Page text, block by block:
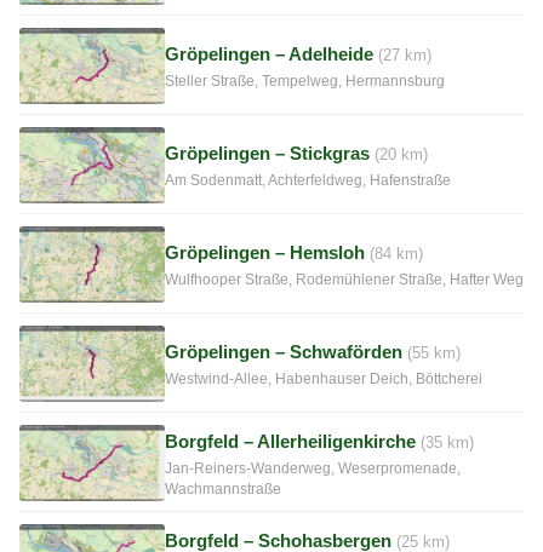
Gröpelingen – Adelheide (27 km)
Steller Straße, Tempelweg, Hermannsburg
Gröpelingen – Stickgras (20 km)
Am Sodenmatt, Achterfeldweg, Hafenstraße
Gröpelingen – Hemsloh (84 km)
Wulfhooper Straße, Rodemühlener Straße, Hafter Weg
Gröpelingen – Schwaförden (55 km)
Westwind-Allee, Habenhauser Deich, Böttcherei
Borgfeld – Allerheiligenkirche (35 km)
Jan-Reiners-Wanderweg, Weserpromenade,
Wachmannstraße
Borgfeld – Schohasbergen (25 km)